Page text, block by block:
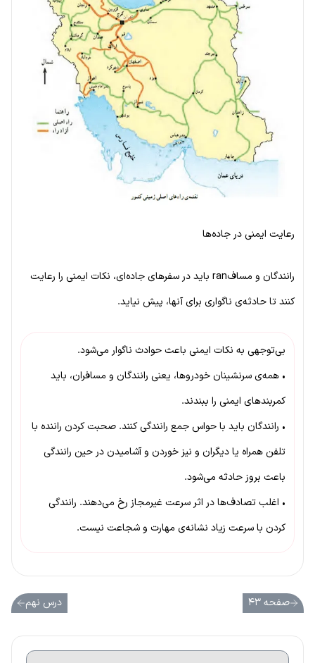
رعایت ایمنی در جاده‌ها
رانندگان و مسافran باید در سفرهای جاده‌ای، نکات ایمنی را رعایت
کنند تا حادثه‌ی ناگواری برای آنها، پیش نیاید.
بی‌توجهی به نکات ایمنی باعث حوادث ناگوار می‌شود.
• همه‌ی سرنشینان خودروها، یعنی رانندگان و مسافران، باید
کمربندهای ایمنی را ببندند.
• رانندگان باید با حواس جمع رانندگی کنند. صحبت کردن راننده با
تلفن همراه یا دیگران و نیز خوردن و آشامیدن در حین رانندگی
باعث بروز حادثه می‌شود.
• اغلب تصادف‌ها در اثر سرعت غیرمجاز رخ می‌دهند. رانندگی
کردن با سرعت زیاد نشانه‌ی مهارت و شجاعت نیست.
صفحه ۴۳ درس نهم